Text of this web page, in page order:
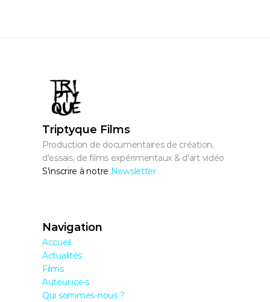
Triptyque Films
Production de documentaires de création,
d'essais, de films expérimentaux & d'art vidéo
S'inscrire à notre Newsletter
Navigation
Accueil
Actualités
Films
Auteur·ice·s
Qui sommes-nous ?